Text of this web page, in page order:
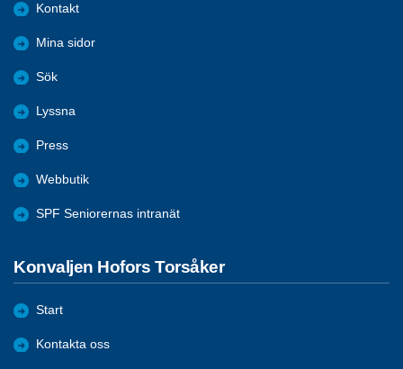
Kontakt
Mina sidor
Sök
Lyssna
Press
Webbutik
SPF Seniorernas intranät
Konvaljen Hofors Torsåker
Start
Kontakta oss